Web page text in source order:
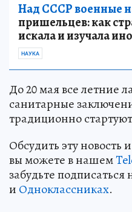
Над СССР военные
пришельцев: как
искала и изучала
НАУКА
До 20 мая все летние
санитарные
традиционно
Обсудить эту новость
вы можете в нашем
забудьте подписаться
и Одноклассниках.